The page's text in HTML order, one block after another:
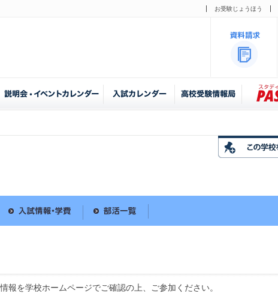
お受験じょうほう
を学校ホームページでご確認の上、ご参加ください。